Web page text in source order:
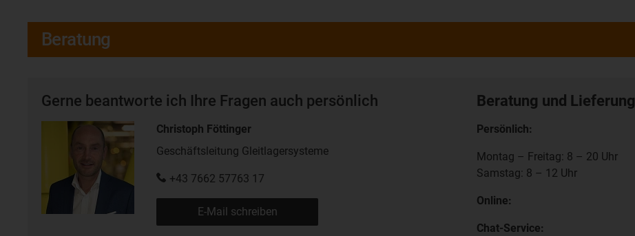
Beratung
Gerne beantworte ich Ihre Fragen auch persönlich
Christoph Föttinger
Geschäftsleitung Gleitlagersysteme
+43 7662 57763 17
E-Mail schreiben
Beratung und Lieferung
Persönlich:
Montag – Freitag: 8 – 20 Uhr
Samstag: 8 – 12 Uhr
Online:
Chat-Service: